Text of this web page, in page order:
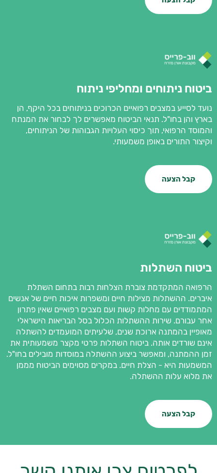
ביטוח ניתוחים ומחליפי ניתוח
נועד לסייע במצבים רפואיים הכרוכים בניתוחים בכל היקף, הן
בארץ והן בחו"ל. תנאי הביטוח מאפשרים לך לבחור את המנתח
והמוסד הרפואי, תוך כיסוי העלויות הגבוהות של הניתוחים,
וקיצור התורים באופן משמעותי.
קבל הצעה
ביטוח השתלות
הרפואה המתקדמת צוברת הצלחות רבות בתחום השתלת
איברים. ההשתלות מצילות חיים ומשפרות איכות חיים של אנשים
המתמודדים עם מחלות קשות ועם מצבים רפואיים שאין פתרון
אחר עבורם. שירות ההשתלות הכלול בסל הבריאות הישראלי
מאופיין בהמתנה ארוכת שנים, שלעיתים המועמדים להשתלה
אינם שורדים אותה. ביטוח השתלות פרטי מקצר משמעותית את
זמן ההמתנה, ומאפשר ביצוע ההשתלה במוסדות מובילים בחו"ל.
המשמעות היא - הצלת חיים. במקרים מסוימים הביטוח מממן
את מלוא עלות ההשתלה.
קבל הצעה